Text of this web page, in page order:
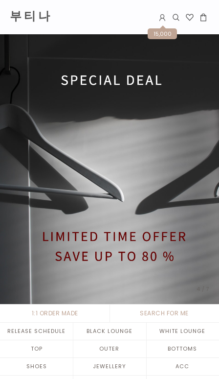
부 티 나
15,000
1:1 ORDER MADE SEARCH FOR ME
RELEASE SCHEDULE BLACK LOUNGE WHITE LOUNGE
TOP OUTER BOTTOMS
SHOES JEWELLERY ACC